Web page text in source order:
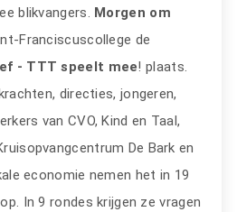
blikvangers. Morgen om
Franciscuscollege de
- TTT speelt mee! plaats.
directies, jongeren,
van CVO, Kind en Taal,
De Bark en
economie nemen het in 19
In 9 rondes krijgen ze vragen